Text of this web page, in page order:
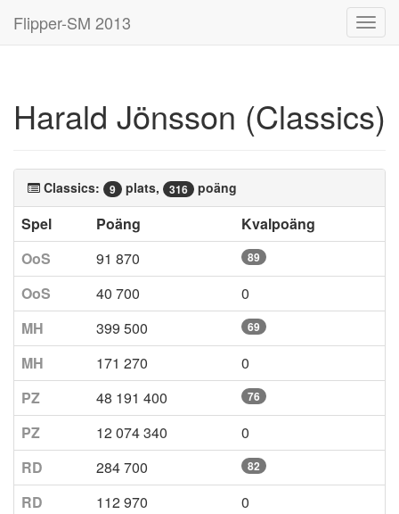
Flipper-SM 2013
Harald Jönsson (Classics)
Classics: 9 plats, 316 poäng
Spel Poäng
Kvalpoäng
OoS
91 870 89
OoS 40 700
0
MH
399 500 69
MH 171 270
0
PZ
48 191 400 76
PZ 12 074 340
0
RD
284 700 82
RD 112 970 0